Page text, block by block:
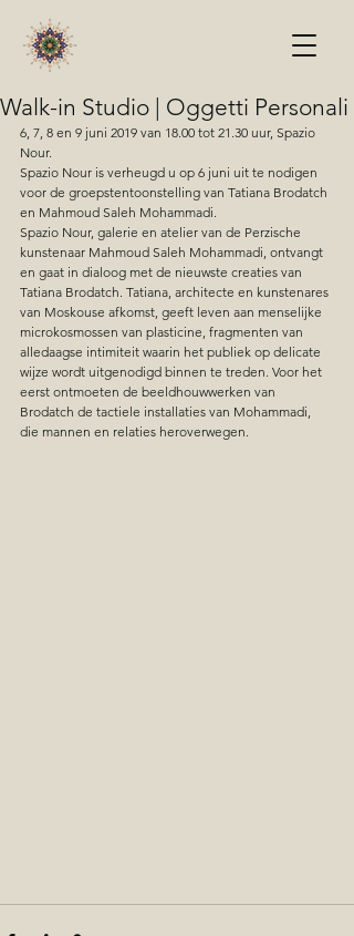
Walk-in Studio | Oggetti Personali
6, 7, 8 en 9 juni 2019 van 18.00 tot 21.30 uur, Spazio
Nour.
Spazio Nour is verheugd u op 6 juni uit te nodigen
voor de groepstentoonstelling van Tatiana Brodatch
en Mahmoud Saleh Mohammadi.
Spazio Nour, galerie en atelier van de Perzische
kunstenaar Mahmoud Saleh Mohammadi, ontvangt
en gaat in dialoog met de nieuwste creaties van
Tatiana Brodatch. Tatiana, architecte en kunstenares
van Moskouse afkomst, geeft leven aan menselijke
microkosmossen van plasticine, fragmenten van
alledaagse intimiteit waarin het publiek op delicate
wijze wordt uitgenodigd binnen te treden. Voor het
eerst ontmoeten de beeldhouwwerken van
Brodatch de tactiele installaties van Mohammadi,
die mannen en relaties heroverwegen.